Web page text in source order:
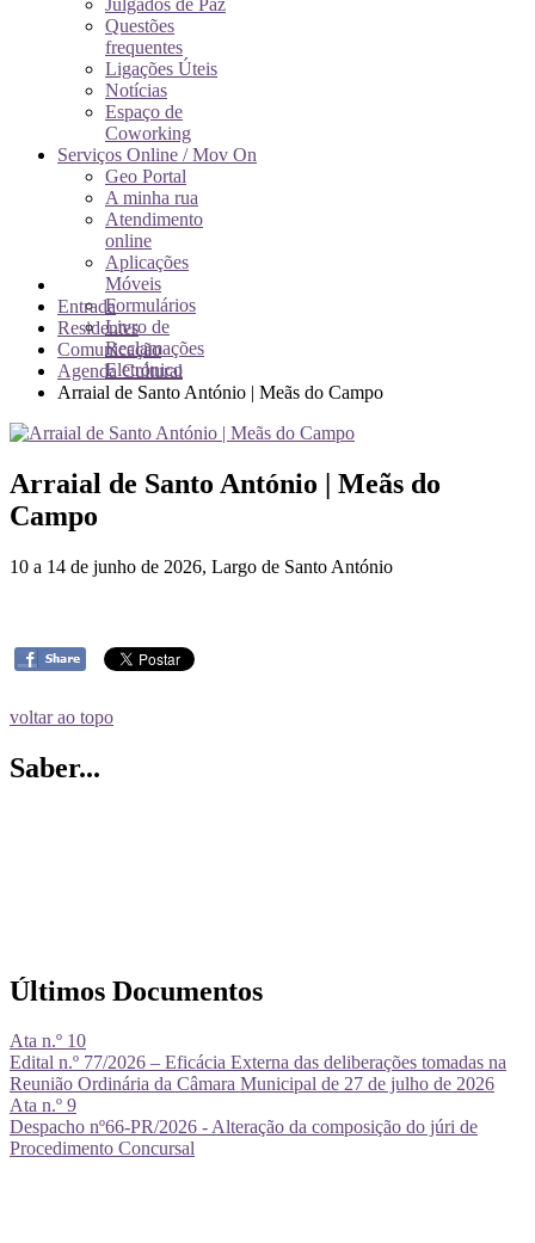
Julgados de Paz
Questões
frequentes
Ligações Úteis
Notícias
Espaço de
Coworking
Serviços Online / Mov On
Geo Portal
A minha rua
Atendimento
online
Aplicações
Móveis
Formulários
Livro de
Reclamações
Eletrónico
Entrada
Residentes
Comunicação
Agenda Cultural
Arraial de Santo António | Meãs do Campo
Arraial de Santo António | Meãs do
Campo
10 a 14 de junho de 2026, Largo de Santo António
voltar ao topo
Saber...
Últimos Documentos
Ata n.º 10
Edital n.º 77/2026 – Eficácia Externa das deliberações tomadas na
Reunião Ordinária da Câmara Municipal de 27 de julho de 2026
Ata n.º 9
Despacho nº66-PR/2026 - Alteração da composição do júri de
Procedimento Concursal